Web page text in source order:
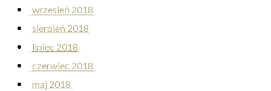
wrzesień 2018
sierpień 2018
lipiec 2018
czerwiec 2018
maj 2018